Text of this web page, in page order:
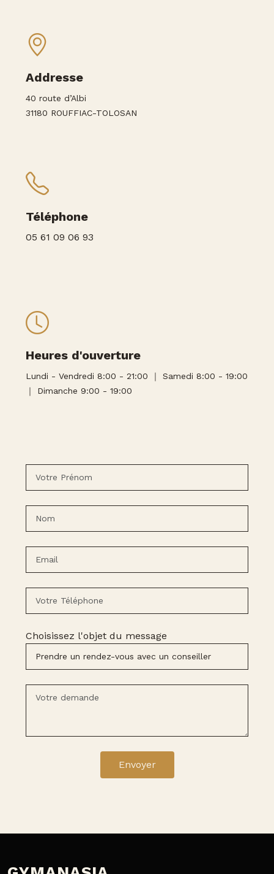
Addresse
40 route d’Albi
31180 ROUFFIAC-TOLOSAN
Téléphone
05 61 09 06 93
Heures d'ouverture
Lundi - Vendredi 8:00 - 21:00 ｜ Samedi 8:00 - 19:00
｜ Dimanche 9:00 - 19:00
Choisissez l'objet du message
Envoyer